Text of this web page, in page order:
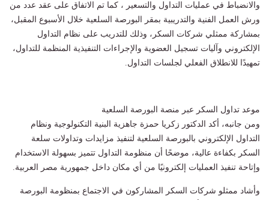
والانضباط في عمليات التداول والتسعير ، كما تم الاتفاق على عقد عدد من
ورش العمل الفنية والتدريبية بمقر البورصة السلعية خلال الأسبوع المقبل،
بمشاركة ممثلي شركات السكر، وذلك للتدريب على نظام التداول
الإلكتروني وآليات تسجيل العضوية والإجراءات التنفيذية المنظمة للتداول،
تمهيدًا للانطلاق الفعلي لجلسات التداول.
موعد تداول السكر عبر منصة البورصة السلعية
ومن جانبه، أكد الدكتور زكريا حمزة جاهزية البنية التكنولوجية ونظام
التداول الإلكتروني بالبورصة السلعية لتنفيذ مزايدات وتداولات سلعة
السكر بكفاءة عالية، موضحًا أن منظومة التداول تتميز بسهولة الاستخدام
وإتاحة تنفيذ العمليات إلكترونيًا من أي مكان داخل جمهورية مصر العربية.
وأشاد ممثلو شركات السكر المشاركون في الاجتماع بمنظومة البورصة